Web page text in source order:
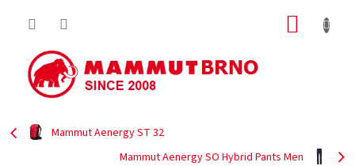
Mammut Aenergy ST 32
Mammut Aenergy SO Hybrid Pants Men